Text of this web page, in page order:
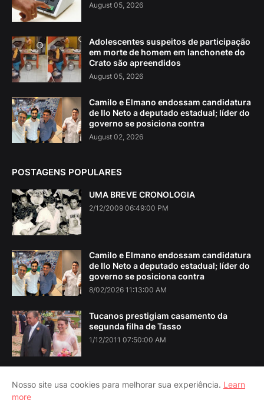
August 05, 2026
Adolescentes suspeitos de participação
em morte de homem em lanchonete do
Crato são apreendidos
August 05, 2026
Camilo e Elmano endossam candidatura
de Ilo Neto a deputado estadual; líder do
governo se posiciona contra
August 02, 2026
POSTAGENS POPULARES
UMA BREVE CRONOLOGIA
2/12/2009 06:49:00 PM
Camilo e Elmano endossam candidatura
de Ilo Neto a deputado estadual; líder do
governo se posiciona contra
8/02/2026 11:13:00 AM
Tucanos prestigiam casamento da
segunda filha de Tasso
1/12/2011 07:50:00 AM
Nosso site usa cookies para melhorar sua experiência. Learn
more